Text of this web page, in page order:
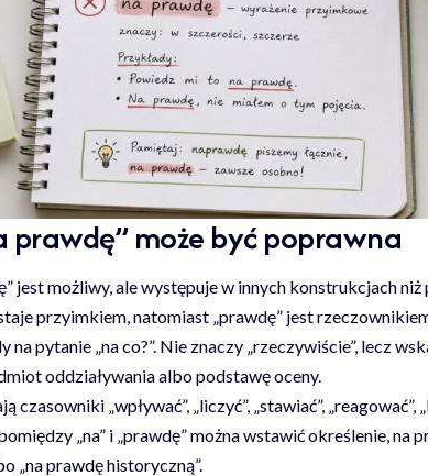
prawdę” może być poprawna
jest możliwy, ale występuje w innych konstrukcjach niż
przyimkiem, natomiast „prawdę” jest
pytanie „na co?”. Nie znaczy „rzeczywiście”, lecz
oddziaływania albo podstawę oceny.
czasowniki „wpływać”, „liczyć”, „stawiać”, „reagować”,
„na” i „prawdę” można wstawić określenie, na
„na prawdę historyczną”.